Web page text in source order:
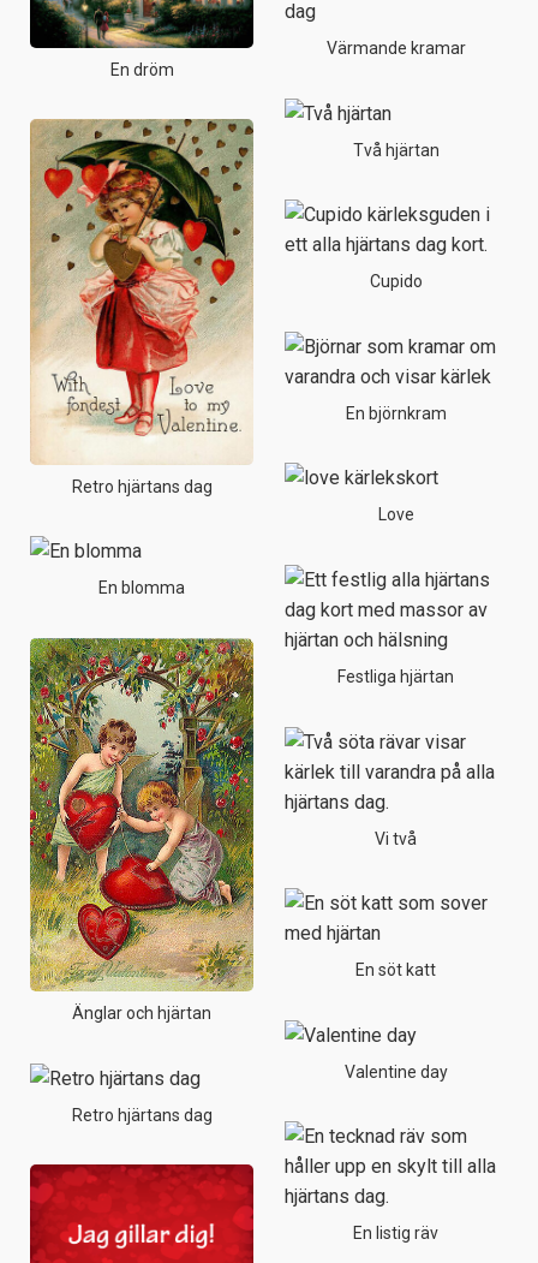
En dröm
Retro hjärtans dag
En blomma
Änglar och hjärtan
Retro hjärtans dag
Värmande kramar
Två hjärtan
Cupido
En björnkram
Love
Festliga hjärtan
Vi två
En söt katt
Valentine day
En listig räv